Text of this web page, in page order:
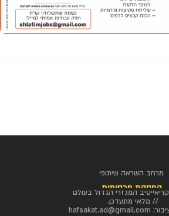
מרחב השראה שיתופי
הפסקת פרסומות
המגזרי הגדול בעולם
// מלאי מתעדכן.
hafsakat.ad@gmail.com